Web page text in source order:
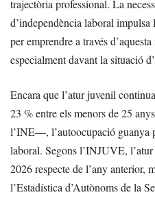
trajectòria professional. La
d’independència laboral impulsa
per emprendre a través
especialment davant la situació
Encara que l’atur juvenil
23 % entre els menors de 25
l’INE—, l’autoocupació guanya
laboral. Segons l’INJUVE,
2026 respecte de l’any anterior,
l’Estadística d’Autònoms de la